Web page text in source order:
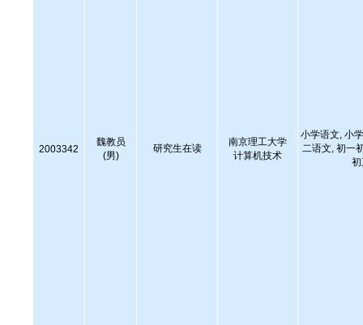
2003342
魏教员
(男)
研究生在读
南京理工大学
计算机技术
小学语文, 小
二语文, 初一